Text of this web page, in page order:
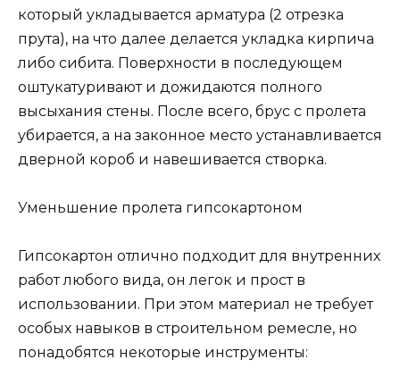
который укладывается арматура (2 отрезка
прута), на что далее делается укладка кирпича
либо сибита. Поверхности в последующем
оштукатуривают и дожидаются полного
высыхания стены. После всего, брус с пролета
убирается, а на законное место устанавливается
дверной короб и навешивается створка.
Уменьшение пролета гипсокартоном
Гипсокартон отлично подходит для внутренних
работ любого вида, он легок и прост в
использовании. При этом материал не требует
особых навыков в строительном ремесле, но
понадобятся некоторые инструменты: